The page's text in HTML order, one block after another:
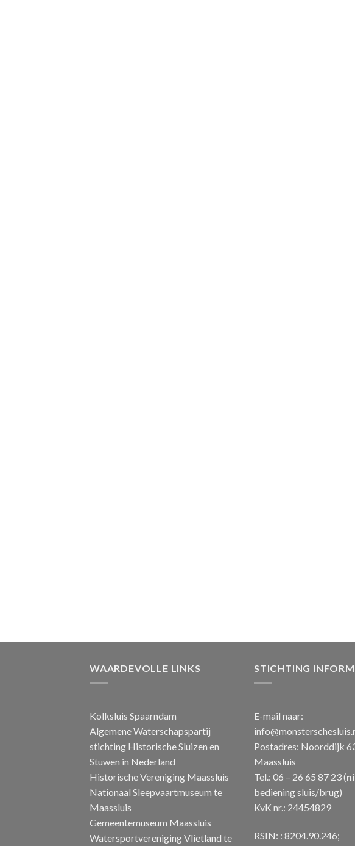
WAARDEVOLLE LINKS
Kolksluis Spaarndam
Algemene Waterschapspartij
stichting Historische Sluizen en
Stuwen in Nederland
Historische Vereniging Maassluis
Nationaal Sleepvaartmuseum te
Maassluis
Gemeentemuseum Maassluis
Watersportvereniging Vlietland te
STICHTING
E-mail naar:
Postadres: Noorddijk
Maassluis
Tel.: 06 – 26 65 87 23 (
bediening sluis/brug)
KvK nr.: 24454829
RSIN: : 8204.90.246;